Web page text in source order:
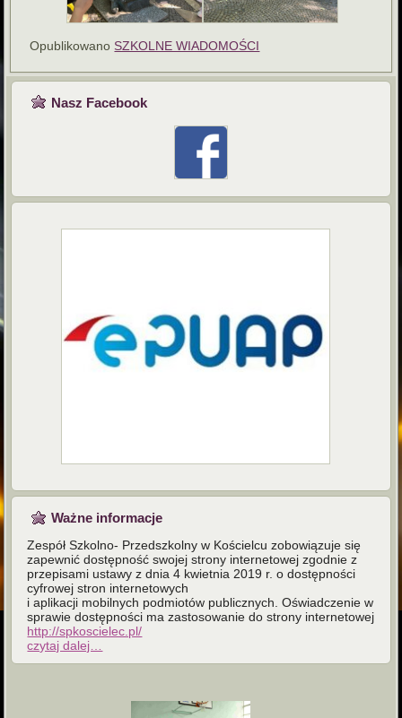
Opublikowano SZKOLNE WIADOMOŚCI
Nasz Facebook
Ważne informacje
Zespół Szkolno- Przedszkolny w Kościelcu zobowiązuje się
zapewnić dostępność swojej strony internetowej zgodnie z
przepisami ustawy z dnia 4 kwietnia 2019 r. o dostępności
cyfrowej stron internetowych
i aplikacji mobilnych podmiotów publicznych. Oświadczenie w
sprawie dostępności ma zastosowanie do strony internetowej
http://spkoscielec.pl/
czytaj dalej…